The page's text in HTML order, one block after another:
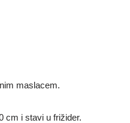
maslacem.
cm i stavi u frižider.